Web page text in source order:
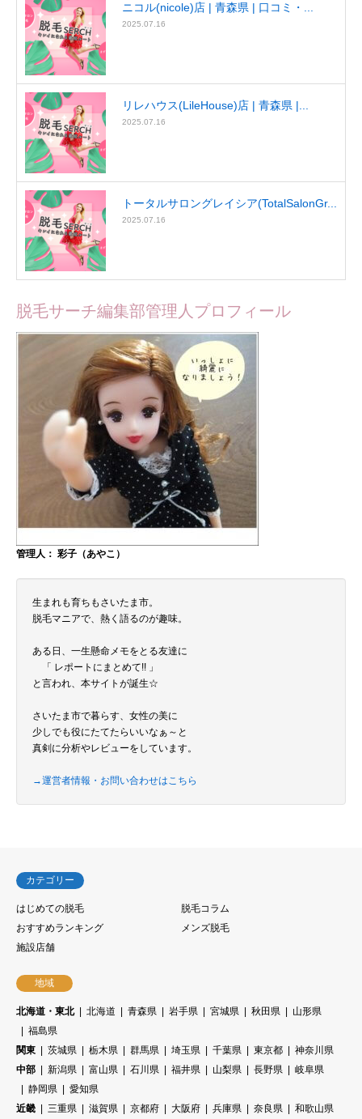
ニコル(nicole)店 | 青森県 | 口コミ・...
2025.07.16
リレハウス(LileHouse)店 | 青森県 |...
2025.07.16
トータルサロングレイシア(TotalSalonGr...
2025.07.16
脱毛サーチ編集部管理人プロフィール
管理人： 彩子（あやこ）
生まれも育ちもさいたま市。
脱毛マニアで、熱く語るのが趣味。
ある日、一生懸命メモをとる友達に
「 レポートにまとめて!! 」
と言われ、本サイトが誕生☆
さいたま市で暮らす、女性の美に
少しでも役にたてたらいいなぁ～と
真剣に分析やレビューをしています。
→運営者情報・お問い合わせはこちら
カテゴリー
はじめての脱毛
脱毛コラム
おすすめランキング
メンズ脱毛
施設店舗
地域
北海道・東北 北海道 青森県 岩手県 宮城県 秋田県
山形県
福島県
関東
茨城県 栃木県 群馬県 埼玉県 千葉県 東京都
神奈川県
中部
新潟県 富山県 石川県 福井県 山梨県 長野県
岐阜県
静岡県
愛知県
近畿
三重県 滋賀県 京都府 大阪府 兵庫県 奈良県 和歌山県